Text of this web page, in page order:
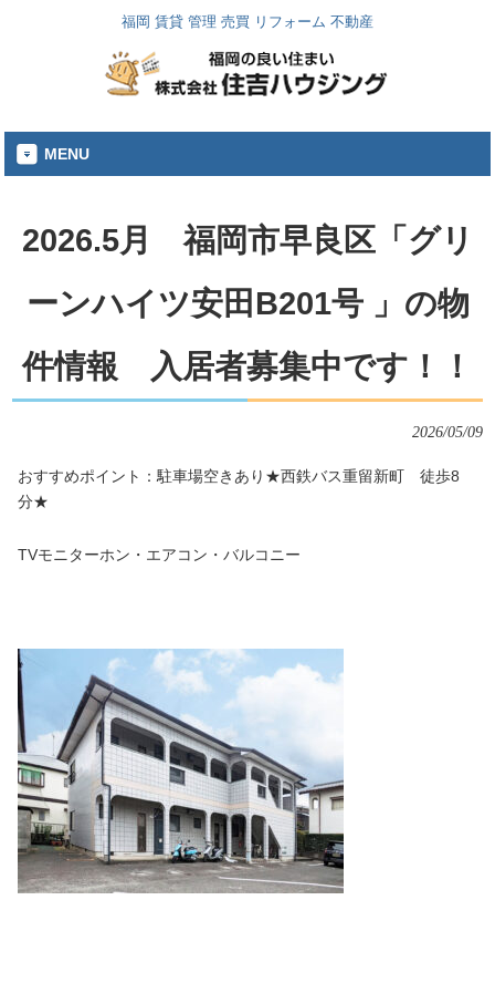
福岡 賃貸 管理 売買 リフォーム 不動産
MENU
2026.5月 福岡市早良区「グリ
ーンハイツ安田B201号 」の物
件情報 入居者募集中です！！
2026/05/09
おすすめポイント：駐車場空きあり★西鉄バス重留新町 徒歩8
分★
TVモニターホン・エアコン・バルコニー